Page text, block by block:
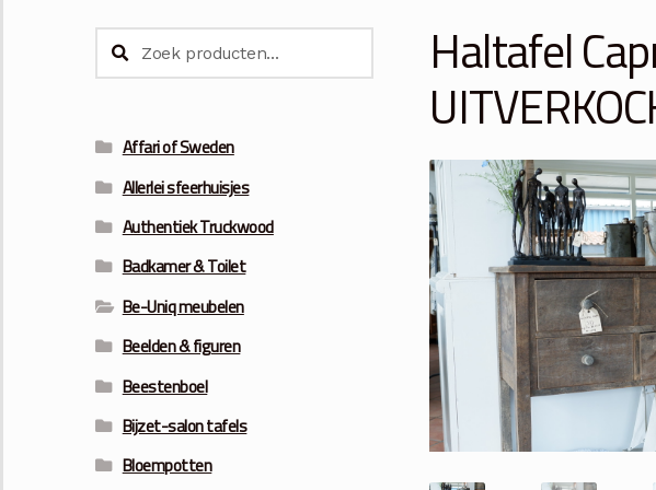
Haltafel
Zoeken
naar:Zoeken
Affari of Sweden
Allerlei sfeerhuisjes
Authentiek Truckwood
Badkamer & Toilet
Be-Uniq meubelen
Beelden & figuren
Beestenboel
Bijzet-salon tafels
Bloempotten